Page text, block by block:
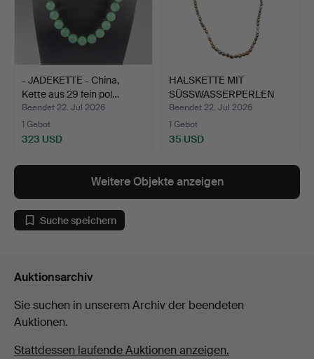
- JADEKETTE - China,
Kette aus 29 fein pol…
Beendet 22. Jul 2026
1 Gebot
323 USD
HALSKETTE MIT
SÜSSWASSERPERLEN
VON SNÖ OF …
Beendet 22. Jul 2026
1 Gebot
35 USD
Weitere Objekte anzeigen
Suche speichern
Auktionsarchiv
Sie suchen in unserem Archiv der beendeten
Auktionen.
Stattdessen laufende Auktionen anzeigen.